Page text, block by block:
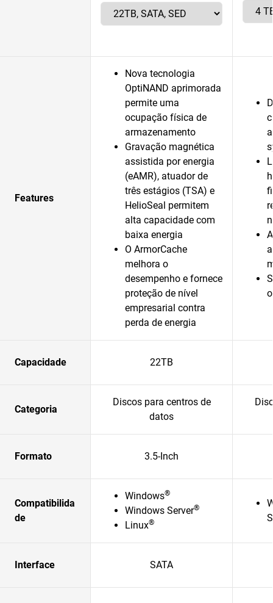
Features
Nova tecnologia
OptiNAND aprimorada
permite uma
ocupação física de
armazenamento
Gravação magnética
assistida por energia
(eAMR), atuador de
três estágios (TSA) e
HelioSeal permitem
alta capacidade com
baixa energia
O ArmorCache
melhora o
desempenho e fornece
proteção de nível
empresarial contra
perda de energia
Capacidade 22TB
Categoria
Discos para centros de
datos
Formato 3.5-Inch
Compatibilida
de
Windows®
Windows Server®
Linux®
Interface SATA